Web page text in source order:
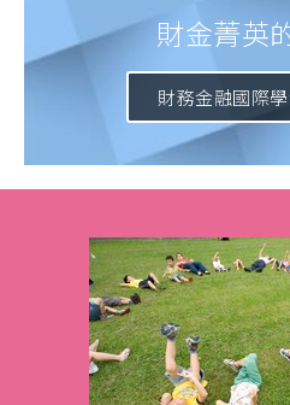
財金菁英
財務金融國際